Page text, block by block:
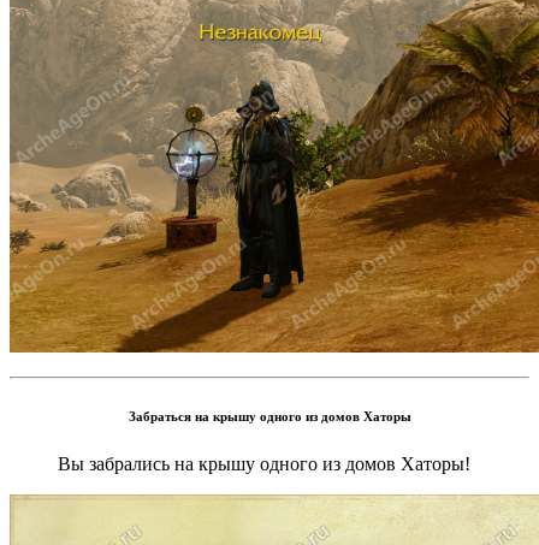
Забраться на крышу одного из домов Хаторы
Вы забрались на крышу одного из домов Хаторы!